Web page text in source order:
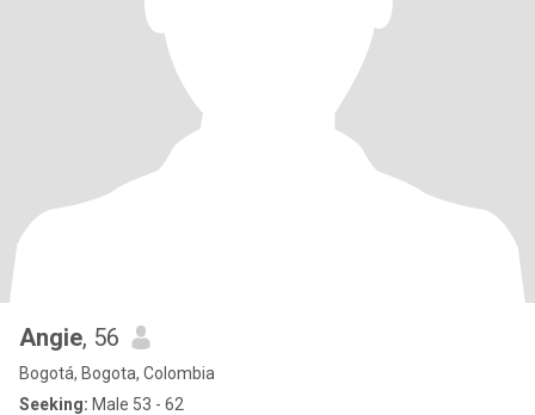
Angie, 56
Bogotá, Bogota, Colombia
Seeking: Male 53 - 62